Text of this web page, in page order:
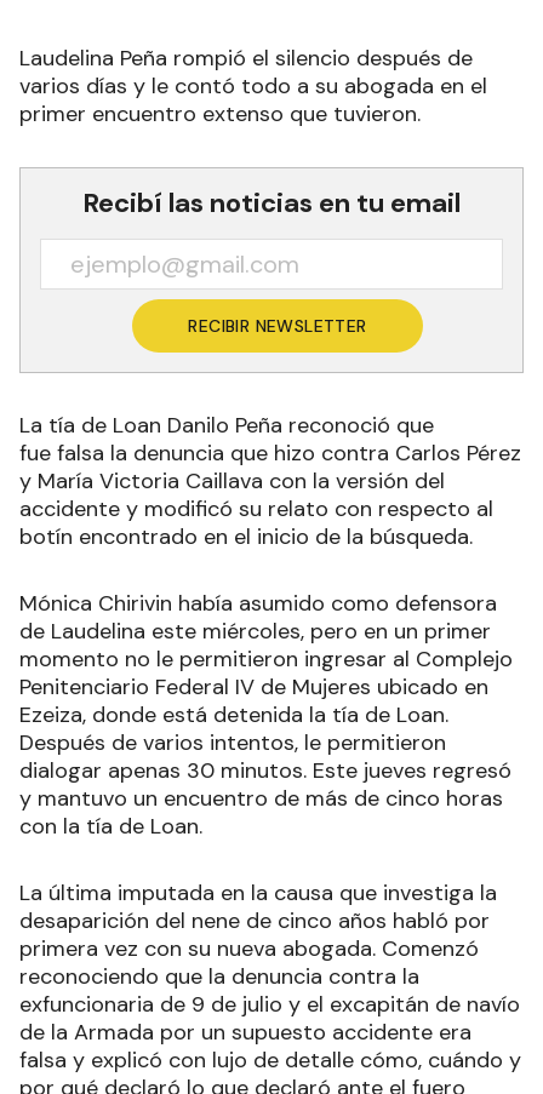
Laudelina Peña rompió el silencio después de
varios días y le contó todo a su abogada en el
primer encuentro extenso que tuvieron.
Recibí las noticias en tu email
RECIBIR NEWSLETTER
La tía de Loan Danilo Peña reconoció que
fue falsa la denuncia que hizo contra Carlos Pérez
y María Victoria Caillava con la versión del
accidente y modificó su relato con respecto al
botín encontrado en el inicio de la búsqueda.
Mónica Chirivin había asumido como defensora
de Laudelina este miércoles, pero en un primer
momento no le permitieron ingresar al Complejo
Penitenciario Federal IV de Mujeres ubicado en
Ezeiza, donde está detenida la tía de Loan.
Después de varios intentos, le permitieron
dialogar apenas 30 minutos. Este jueves regresó
y mantuvo un encuentro de más de cinco horas
con la tía de Loan.
La última imputada en la causa que investiga la
desaparición del nene de cinco años habló por
primera vez con su nueva abogada. Comenzó
reconociendo que la denuncia contra la
exfuncionaria de 9 de julio y el excapitán de navío
de la Armada por un supuesto accidente era
falsa y explicó con lujo de detalle cómo, cuándo y